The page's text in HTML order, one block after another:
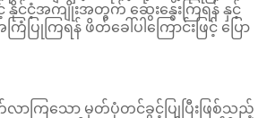
င့် နိုင်ငံ့အကျိုးအတွက် ဆွေးနွေးကြရန် နှင့်
ြုကြရန် ဖိတ်ခေါ်ပါကြောင်းဖြင့် ပြော
ာကြသော မှတ်ပုံတင်ခွင့်ပြုပြီးဖြစ်သည့်